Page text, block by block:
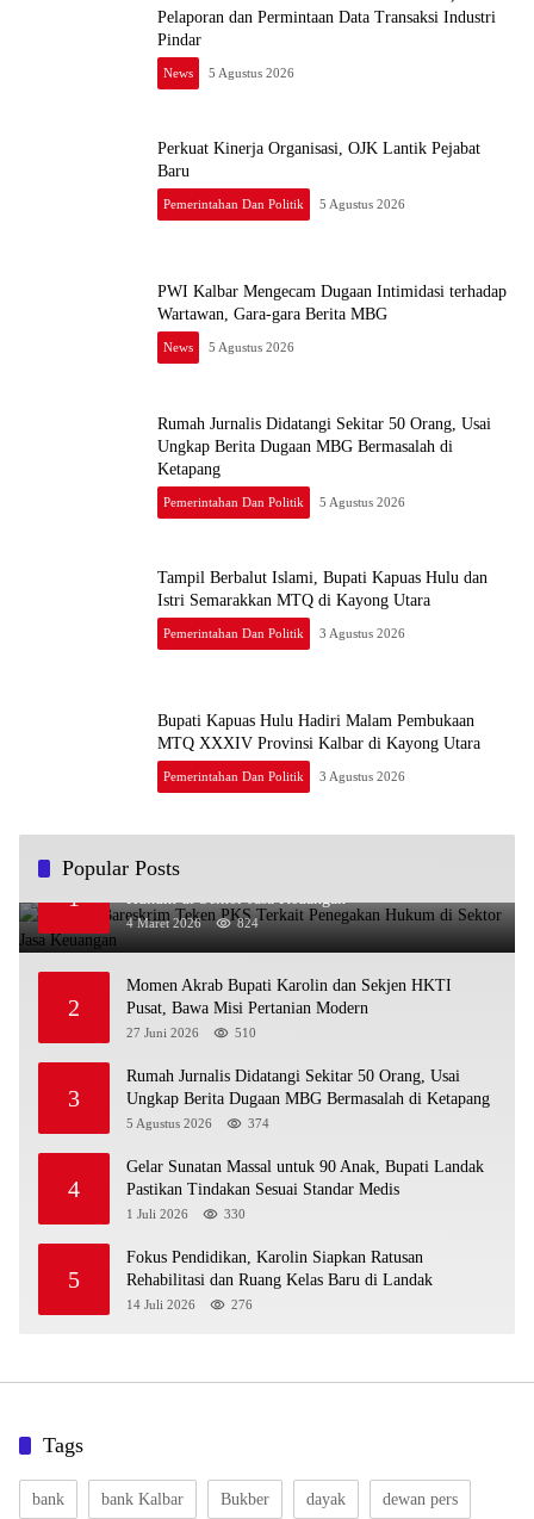
Pelaporan dan Permintaan Data Transaksi Industri
Pindar
News 5 Agustus 2026
Perkuat Kinerja Organisasi, OJK Lantik Pejabat
Baru
Pemerintahan Dan Politik 5 Agustus 2026
PWI Kalbar Mengecam Dugaan Intimidasi terhadap
Wartawan, Gara-gara Berita MBG
News 5 Agustus 2026
Rumah Jurnalis Didatangi Sekitar 50 Orang, Usai
Ungkap Berita Dugaan MBG Bermasalah di
Ketapang
Pemerintahan Dan Politik 5 Agustus 2026
Tampil Berbalut Islami, Bupati Kapuas Hulu dan
Istri Semarakkan MTQ di Kayong Utara
Pemerintahan Dan Politik 3 Agustus 2026
Bupati Kapuas Hulu Hadiri Malam Pembukaan
MTQ XXXIV Provinsi Kalbar di Kayong Utara
Pemerintahan Dan Politik 3 Agustus 2026
Popular Posts
1
OJK dan Bareskrim Teken PKS Terkait Penegakan
Hukum di Sektor Jasa Keuangan
4 Maret 2026 824
2
Momen Akrab Bupati Karolin dan Sekjen HKTI
27 Juni 2026 510
3
Rumah Jurnalis Didatangi Sekitar 50 Orang, Usai
Ungkap Berita Dugaan MBG Bermasalah di Ketapang
5 Agustus 2026 374
4
Gelar Sunatan Massal untuk 90 Anak, Bupati Landak
Pastikan Tindakan Sesuai Standar Medis
1 Juli 2026 330
5
Fokus Pendidikan, Karolin Siapkan Ratusan
Rehabilitasi dan Ruang Kelas Baru di Landak
14 Juli 2026 276
Tags
bank bank Kalbar Bukber dayak dewan pers